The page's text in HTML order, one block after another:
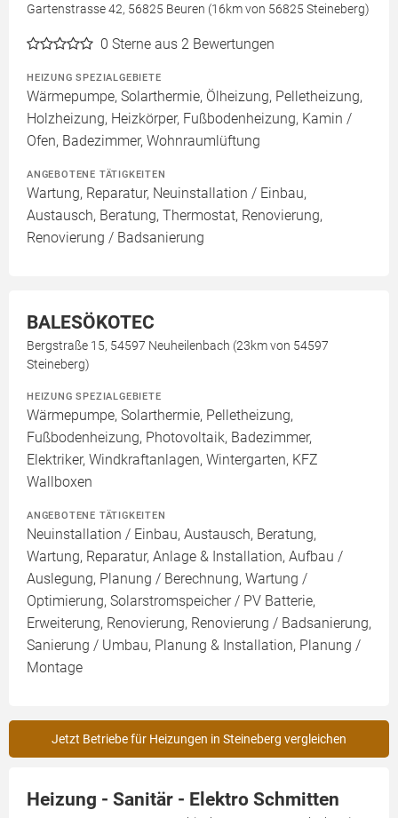
Gartenstrasse 42, 56825 Beuren (16km von 56825 Steineberg)
0 Sterne aus 2 Bewertungen
HEIZUNG SPEZIALGEBIETE
Wärmepumpe, Solarthermie, Ölheizung, Pelletheizung,
Holzheizung, Heizkörper, Fußbodenheizung, Kamin /
Ofen, Badezimmer, Wohnraumlüftung
ANGEBOTENE TÄTIGKEITEN
Wartung, Reparatur, Neuinstallation / Einbau,
Austausch, Beratung, Thermostat, Renovierung,
Renovierung / Badsanierung
BALESÖKOTEC
Bergstraße 15, 54597 Neuheilenbach (23km von 54597
Steineberg)
HEIZUNG SPEZIALGEBIETE
Wärmepumpe, Solarthermie, Pelletheizung,
Fußbodenheizung, Photovoltaik, Badezimmer,
Elektriker, Windkraftanlagen, Wintergarten, KFZ
Wallboxen
ANGEBOTENE TÄTIGKEITEN
Neuinstallation / Einbau, Austausch, Beratung,
Wartung, Reparatur, Anlage & Installation, Aufbau /
Auslegung, Planung / Berechnung, Wartung /
Optimierung, Solarstromspeicher / PV Batterie,
Erweiterung, Renovierung, Renovierung / Badsanierung,
Sanierung / Umbau, Planung & Installation, Planung /
Montage
Jetzt Betriebe für Heizungen in Steineberg vergleichen
Heizung - Sanitär - Elektro Schmitten